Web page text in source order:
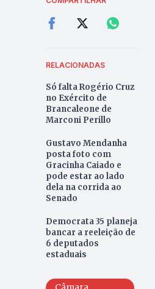
RELACIONADAS
Só falta Rogério Cruz
no Exército de
Brancaleone de
Marconi Perillo
Gustavo Mendanha
posta foto com
Gracinha Caiado e
pode estar ao lado
dela na corrida ao
Senado
Democrata 35 planeja
bancar a reeleição de
6 deputados
estaduais